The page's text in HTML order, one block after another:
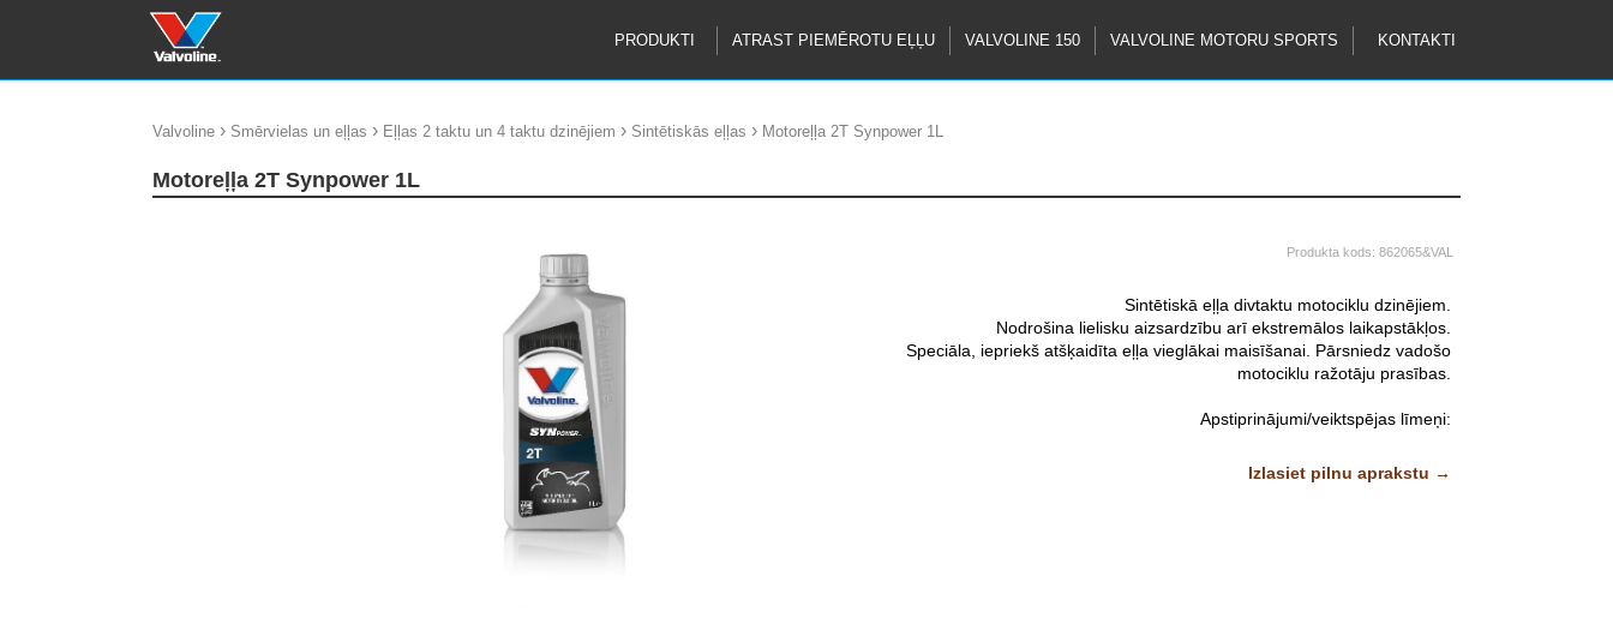
PRODUKTI ATRAST PIEMĒROTU EĻĻU VALVOLINE 150 VALVOLINE MOTORU SPORTS KONTAKTI
Valvoline › Smērvielas un eļļas › Eļļas 2 taktu un 4 taktu dzinējiem › Sintētiskās eļļas › Motoreļļa 2T Synpower 1L
Motoreļļa 2T Synpower 1L
Produkta kods: 862065&VAL
Sintētiskā eļļa divtaktu motociklu dzinējiem.
Nodrošina lielisku aizsardzību arī ekstremālos laikapstākļos.
Speciāla, iepriekš atšķaidīta eļļa vieglākai maisīšanai. Pārsniedz vadošo
motociklu ražotāju prasības.
Apstiprinājumi/veiktspējas līmeņi:
API: TC
Izlasiet pilnu aprakstu →